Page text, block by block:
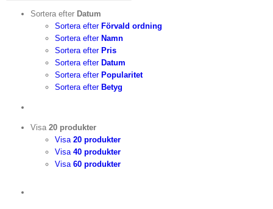
Sortera efter Datum
Sortera efter Förvald ordning
Sortera efter Namn
Sortera efter Pris
Sortera efter Datum
Sortera efter Popularitet
Sortera efter Betyg
Visa 20 produkter
Visa 20 produkter
Visa 40 produkter
Visa 60 produkter